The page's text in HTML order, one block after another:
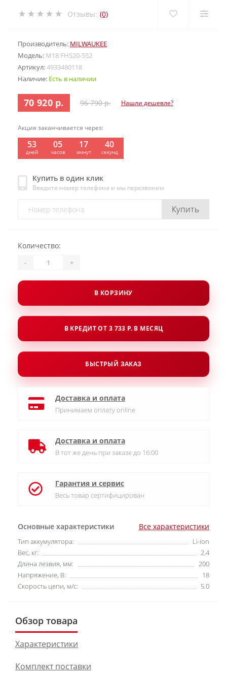
Отзывы: (0)
Производитель: MILWAUKEE
Модель: M18 FHS20-552
Артикул:4933480118
Наличие: Есть в наличии
70 920 р. 96 790 р. Нашли дешевле?
Акция заканчивается через:
53
дней
05
часов
17
минут
38
секунд
Купить в один клик
Введите номер телефона и мы перезвоним
Купить
Основные характеристики Все характеристики
Тип аккумулятора:
Li-ion
Вес, кг:
2.4
Длина лезвия, мм:
200
Напряжение, В:
18
Скорость цепи, м/с:
5.0
Количество:
- +
В КОРЗИНУ
В КРЕДИТ ОТ 3 733 Р. В МЕСЯЦ
БЫСТРЫЙ ЗАКАЗ
Доставка и оплата
Принимаем оплату online
Доставка и оплата
В тот же день при заказе до 16:00
Гарантия и сервис
Весь товар сертифицирован
Обзор товара
Характеристики
Комплект поставки